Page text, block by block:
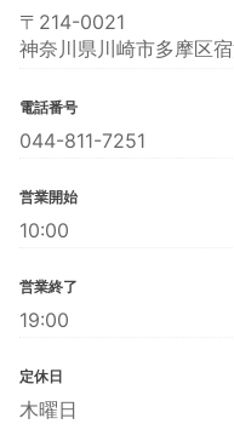
〒214-0021
神奈川県川崎市多摩区
電話番号
044-811-7251
営業開始
10:00
営業終了
19:00
定休日
木曜日